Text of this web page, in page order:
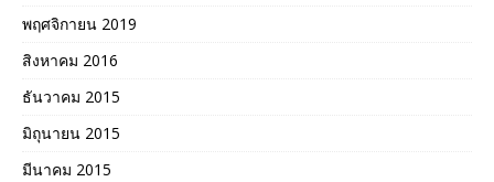
พฤศจิกายน 2019
สิงหาคม 2016
ธันวาคม 2015
มิถุนายน 2015
มีนาคม 2015